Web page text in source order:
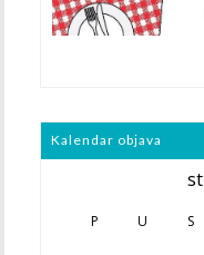
Kalendar objava
P U S